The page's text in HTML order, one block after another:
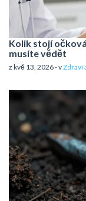
Kolik stojí
musíte vědět
z kvě 13, 2026 - vZdraví